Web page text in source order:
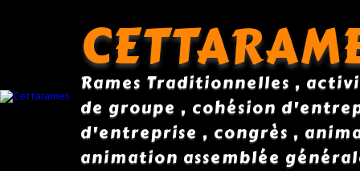
Rames Traditionnelles ,
de groupe , cohésion
d'entreprise , congrès ,
animation assemblée